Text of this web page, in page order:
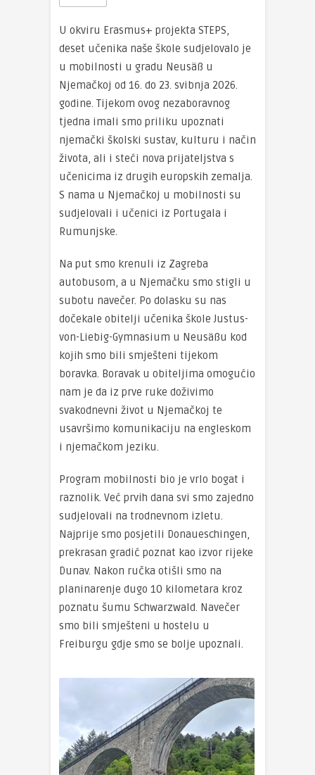
U okviru Erasmus+ projekta STEPS,
deset učenika naše škole sudjelovalo je
u mobilnosti u gradu Neusäß u
Njemačkoj od 16. do 23. svibnja 2026.
godine. Tijekom ovog nezaboravnog
tjedna imali smo priliku upoznati
njemački školski sustav, kulturu i način
života, ali i steći nova prijateljstva s
učenicima iz drugih europskih zemalja.
S nama u Njemačkoj u mobilnosti su
sudjelovali i učenici iz Portugala i
Rumunjske.
Na put smo krenuli iz Zagreba
autobusom, a u Njemačku smo stigli u
subotu navečer. Po dolasku su nas
dočekale obitelji učenika škole Justus-
von-Liebig-Gymnasium u Neusäßu kod
kojih smo bili smješteni tijekom
boravka. Boravak u obiteljima omogućio
nam je da iz prve ruke doživimo
svakodnevni život u Njemačkoj te
usavršimo komunikaciju na engleskom
i njemačkom jeziku.
Program mobilnosti bio je vrlo bogat i
raznolik. Već prvih dana svi smo zajedno
sudjelovali na trodnevnom izletu.
Najprije smo posjetili Donaueschingen,
prekrasan gradić poznat kao izvor rijeke
Dunav. Nakon ručka otišli smo na
planinarenje dugo 10 kilometara kroz
poznatu šumu Schwarzwald. Navečer
smo bili smješteni u hostelu u
Freiburgu gdje smo se bolje upoznali.